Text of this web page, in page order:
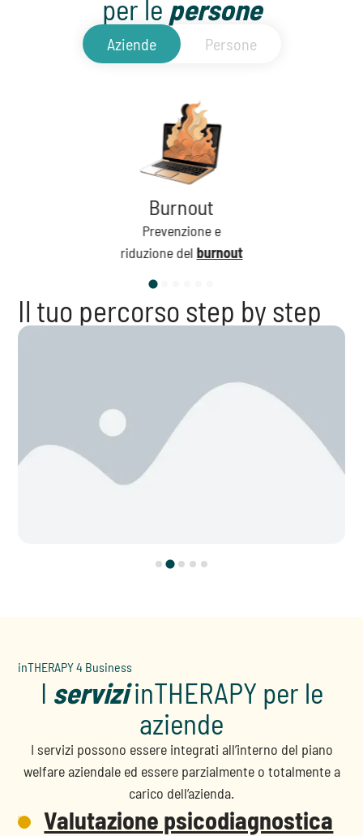
per le persone
Aziende Persone
Burnout
Prevenzione e
riduzione del burnout
Il tuo percorso step by step
inTHERAPY 4 Business
I serviziinTHERAPY per le
aziende
I servizi possono essere integrati all’interno del piano
welfare aziendale ed essere parzialmente o totalmente a
carico dell’azienda.
Valutazione psicodiagnostica